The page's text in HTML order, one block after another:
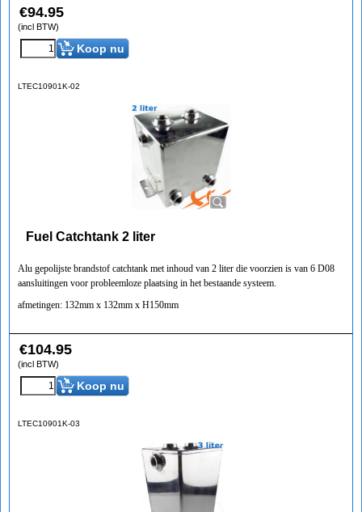
€94.95
(incl BTW)
Koop nu
LTEC10901K-02
Fuel Catchtank 2 liter
Alu gepolijste brandstof catchtank met inhoud van 2 liter die voorzien is van 6 D08
aansluitingen voor probleemloze plaatsing in het bestaande systeem.
afmetingen: 132mm x 132mm x H150mm
€104.95
(incl BTW)
Koop nu
LTEC10901K-03